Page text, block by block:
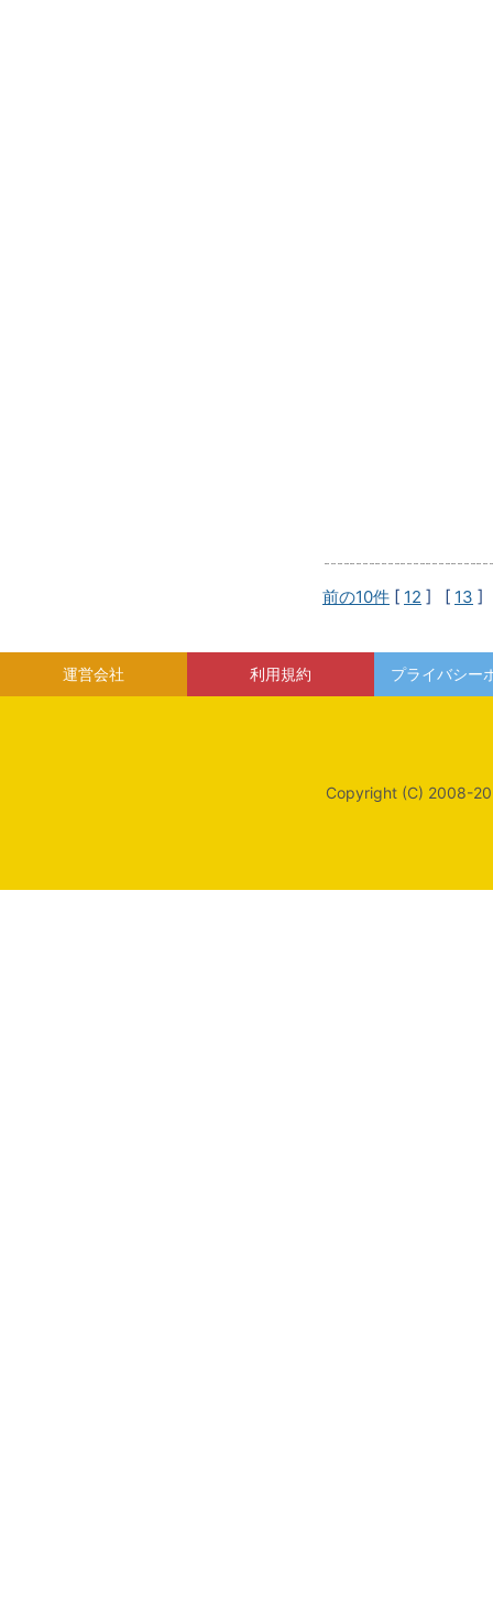
前の10件 [ 12 ] [ 13 ]
運営会社 利用規約 プライバシー
Copyright (C) 2008-